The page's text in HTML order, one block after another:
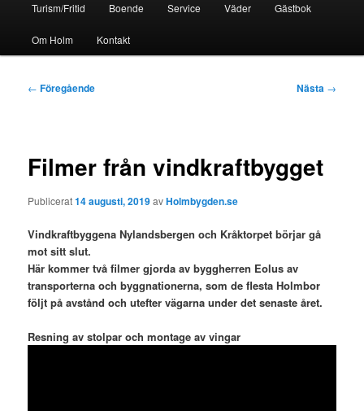
Turism/Fritid Boende Service Väder Gästbok
Om Holm Kontakt
Inläggsnavigering
← Föregående Nästa →
Filmer från vindkraftbygget
Publicerat14 augusti, 2019avHolmbygden.se
Vindkraftbyggena Nylandsbergen och Kråktorpet börjar gå
mot sitt slut.
Här kommer två filmer gjorda av byggherren Eolus av
transporterna och byggnationerna, som de flesta Holmbor
följt på avstånd och utefter vägarna under det senaste året.
Resning av stolpar och montage av vingar